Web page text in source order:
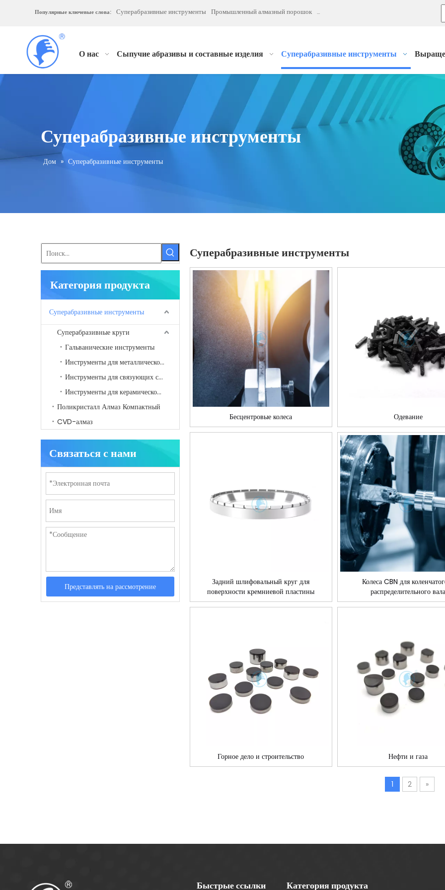
Популярные ключевые слова: Суперабразивные инструменты Промышленный алмазный порошок Шлифование, полировка, притирка
О нас Сыпучие абразивы и составные изделия Суперабразивные инструменты
Суперабразивные инструменты
Дом » Суперабразивные инструменты
Категория продукта
Суперабразивные инструменты
Суперабразивные круги
Гальванические инструменты
Инструменты для металлической связки
Инструменты для связующих смол
Инструменты для керамической связки
Поликристалл Алмаз Компактный
CVD-алмаз
Связаться с нами
Представлять на рассмотрение
Суперабразивные инструменты
Бесцентровые колеса Одевание
Задний шлифовальный круг для
поверхности кремниевой пластины
Колеса CBN для
распределительного вала
Горное дело и строительство Нефти и газа
1 2 »
Быстрые ссылки Категория продукта